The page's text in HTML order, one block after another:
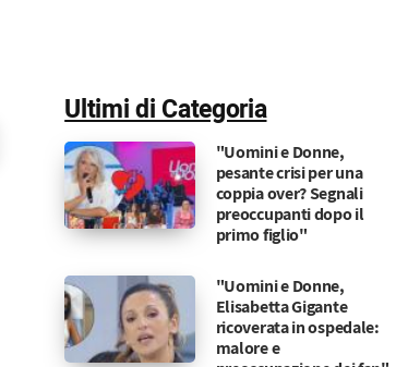
Ultimi di Categoria
"Uomini e Donne,
pesante crisi per una
coppia over? Segnali
preoccupanti dopo il
primo figlio"
"Uomini e Donne,
Elisabetta Gigante
ricoverata in ospedale:
malore e